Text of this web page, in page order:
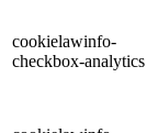
cookielawinfo-
checkbox-analytics